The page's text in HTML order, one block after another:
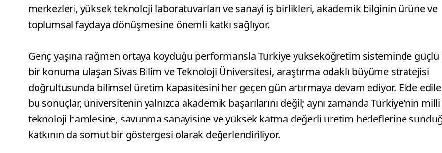
merkezleri, yüksek teknoloji laboratuvarları ve sanayi iş birlikleri, akademik bilginin ürüne ve
toplumsal faydaya dönüşmesine önemli katkı sağlıyor.
Genç yaşına rağmen ortaya koyduğu performansla Türkiye yükseköğretim sisteminde güçlü
bir konuma ulaşan Sivas Bilim ve Teknoloji Üniversitesi, araştırma odaklı büyüme stratejisi
doğrultusunda bilimsel üretim kapasitesini her geçen gün artırmaya devam ediyor. Elde
bu sonuçlar, üniversitenin yalnızca akademik başarılarını değil; aynı zamanda Türkiye’nin milli
teknoloji hamlesine, savunma sanayisine ve yüksek katma değerli üretim hedeflerine
katkının da somut bir göstergesi olarak değerlendiriliyor.